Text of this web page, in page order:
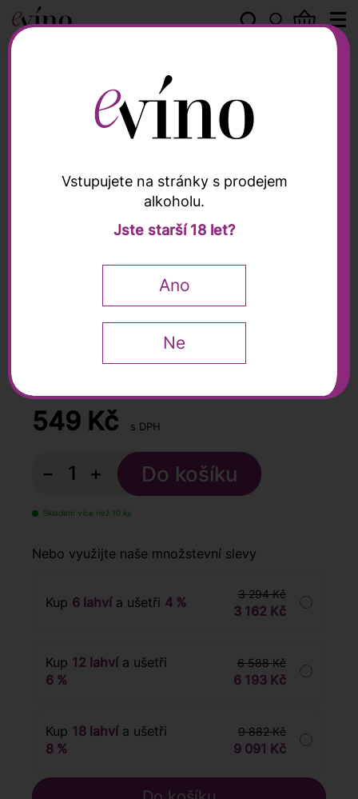
"Cygnus" Rosso Sicilia
IGT 2021, Tasca
d'Almerita, 0,75l
549 Kč s DPH
− +
Skladem více než 10 ks
Nebo využijte naše množstevní slevy
Kup 6 lahvía ušetři 4 %
3 294 Kč
3 162 Kč
Kup 12 lahvía ušetři
6 %
6 588 Kč
6 193 Kč
Kup 18 lahvía ušetři
8 %
9 882 Kč
9 091 Kč
Vstupujete na stránky s prodejem
alkoholu.
Jste starší 18 let?
Ano
Ne